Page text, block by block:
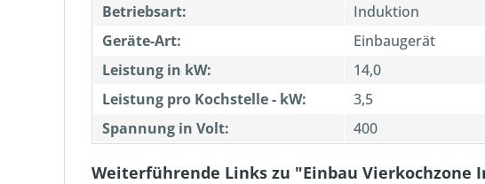
Betriebsart:
Induktion
Geräte-Art:
Einbaugerät
Leistung in kW:
14,0
Leistung pro Kochstelle - kW:
3,5
Spannung in Volt:
400
Weiterführende Links zu "Einbau Vierkochzone